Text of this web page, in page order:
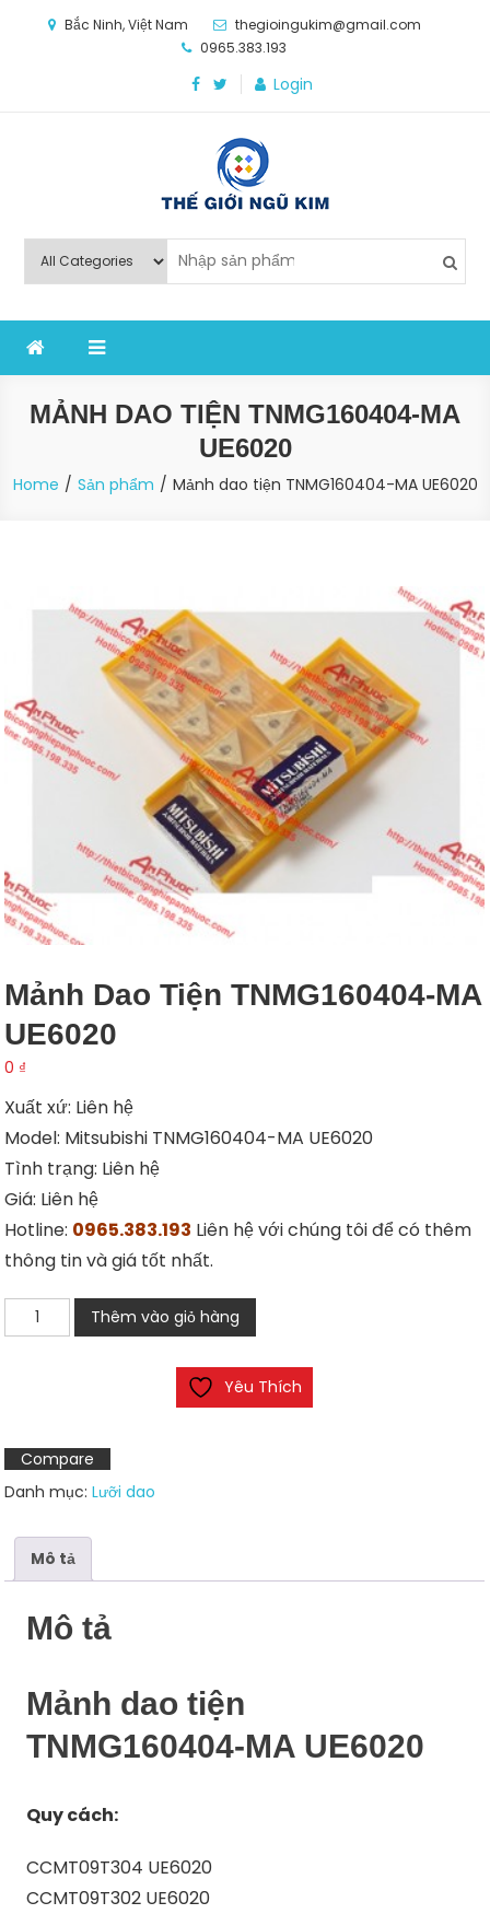
Bắc Ninh, Việt Nam
thegioingukim@gmail.com
0965.383.193
Login
Thế Giới Ngũ Kim
nghiệp sản xuất
MẢNH DAO TIỆN TNMG160404-MA
UE6020
Home Sản phẩm Mảnh dao tiện TNMG160404-MA UE6020
Mảnh Dao Tiện TNMG160404-MA
UE6020
0 ₫
Xuất xứ: Liên hệ
Model: Mitsubishi TNMG160404-MA UE6020
Tình trạng: Liên hệ
Giá: Liên hệ
Hotline: 0965.383.193 Liên hệ với chúng tôi để có thêm
thông tin và giá tốt nhất.
Mảnh
dao
UE6020
số
lượng
Thêm vào giỏ hàng
Yêu Thích
Compare
Danh mục:Lưỡi dao
Mô tả
Mô tả
Mảnh dao tiện
TNMG160404-MA UE6020
Quy cách:
CCMT09T304 UE6020
CCMT09T302 UE6020